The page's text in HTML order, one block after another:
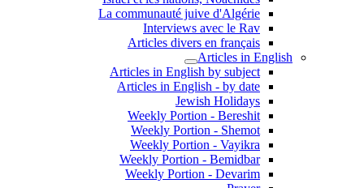
La communauté juive d'Algérie
Interviews avec le Rav
Articles divers en français
Articles in English
Articles in English by subject
Articles in English - by date
Jewish Holidays
Weekly Portion - Bereshit
Weekly Portion - Shemot
Weekly Portion - Vayikra
Weekly Portion - Bemidbar
Weekly Portion - Devarim